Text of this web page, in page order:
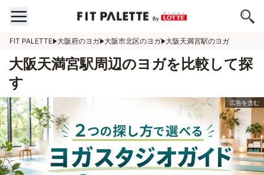
FIT PALETTE 大阪府のヨガ 大阪市北区のヨガ 大阪天満宮駅のヨガ
大阪天満宮駅周辺のヨガを比較して探
す